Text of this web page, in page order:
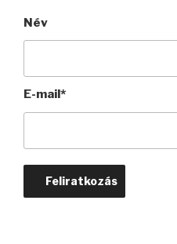
Név
E-mail*